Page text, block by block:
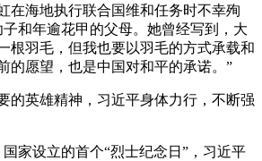
在海地执行联合国维和任务时不幸殉
和年逾花甲的父母。她曾经写到，大
根羽毛，但我也要以羽毛的方式承载和
的愿望，也是中国对和平的承诺。”
英雄精神，习近平身体力行，不断强
家设立的首个“烈士纪念日”，习近平